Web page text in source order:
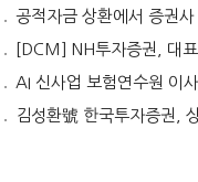
공적자금 상환에서 증권사 인수
[DCM] NH투자증권, 대
AI 신사업 보험연수원 이사회 사실
김성환號 한국투자증권, 상반기 영